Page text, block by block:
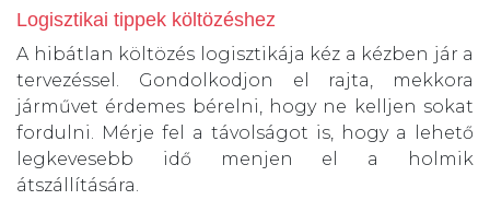
Logisztikai tippek költözéshez
A hibátlan költözés logisztikája kéz a kézben jár a
tervezéssel. Gondolkodjon el rajta, mekkora
járművet érdemes bérelni, hogy ne kelljen sokat
fordulni. Mérje fel a távolságot is, hogy a lehető
legkevesebb idő menjen el a holmik
átszállítására.